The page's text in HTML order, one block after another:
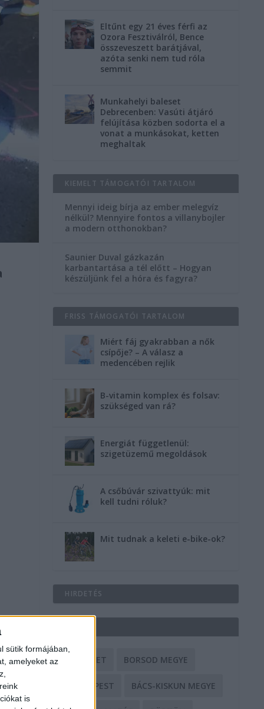
sütik formájában,
amelyeket az
is
Eltűnt egy 21 éves férfi az
Ozora Fesztiválról, Bence
összeveszett barátjával,
azóta senki nem tud róla
semmit
Munkahelyi baleset
Debrecenben: Vasúti átjáró
felújítása közben sodorta el a
vonat a munkásokat, ketten
meghaltak
KIEMELT TÁMOGATÓI TARTALOM
Mennyi ideig bírja az ember melegvíz
nélkül? Mennyire fontos a villanybojler
a modern otthonokban?
Saunier Duval gázkazán
karbantartása a tél előtt – Hogyan
készüljünk fel a hóra és fagyra?
FRISS TÁMOGATÓI TARTALOM
Miért fáj gyakrabban a nők
csípője? – A válasz a
medencében rejlik
B-vitamin komplex és folsav:
szükséged van rá?
Energiát függetlenül:
szigetüzemű megoldások
A csőbúvár szivattyúk: mit
kell tudni róluk?
Mit tudnak a keleti e-bike-ok?
HIRDETÉS
BALESET BORSOD MEGYE
BUDAPEST BÁCS-KISKUN MEGYE